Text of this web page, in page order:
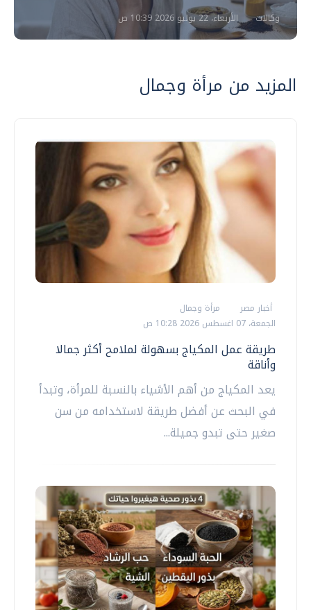
وكالات الأربعاء، 22 يوليو 2026 10:39 ص
المزيد من مرأة وجمال
أخبار مصر
مرأة وجمال
الجمعة، 07 اغسطس 2026 10:28 ص
طريقة عمل المكياج بسهولة لملامح أكثر جمالا
وأناقة
يعد المكياج من أهم الأشياء بالنسبة للمرأة، وتبدأ
في البحث عن أفضل طريقة لاستخدامه من سن
صغير حتى تبدو جميلة...